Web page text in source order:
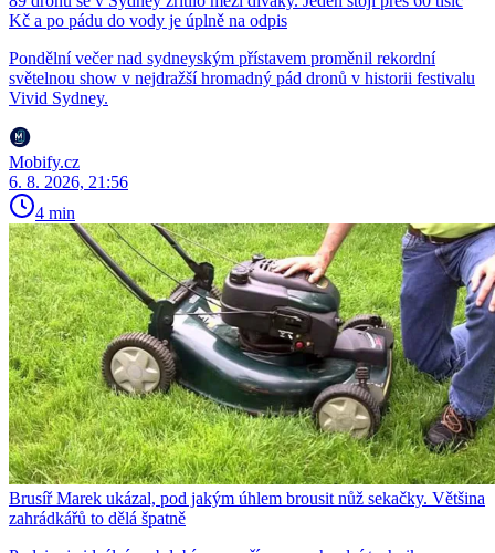
Kč a po pádu do vody je úplně na odpis
Pondělní večer nad sydneyským přístavem proměnil rekordní
světelnou show v nejdražší hromadný pád dronů v historii festivalu
Vivid Sydney.
Mobify.cz
6. 8. 2026, 21:56
4 min
Brusíř Marek ukázal, pod jakým úhlem brousit nůž sekačky. Většina
zahrádkářů to dělá špatně